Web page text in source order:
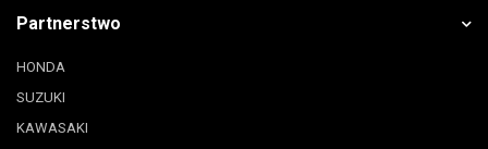
Partnerstwo
HONDA
SUZUKI
KAWASAKI